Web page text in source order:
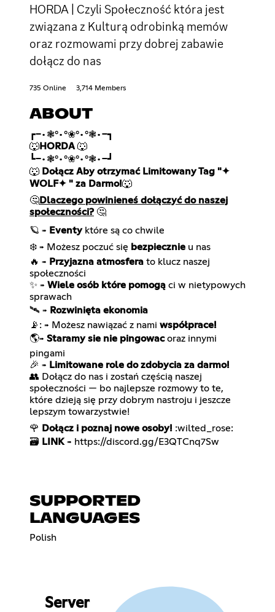
HORDA | Czyli Społeczność która jest
związana z Kulturą odrobinką memów
oraz rozmowami przy dobrej zabawie
dołącz do nas
735 Online 3,714 Members
ABOUT
┏━•❃°•°❀°•°❃•━┓
🐺 HORDA 🐺
┗━•❃°•°❀°•°❃•━┛
🐺 Dołącz Aby otrzymać Limitowany Tag "✦
WOLF✦ " za Darmo!🐺
🤔 Dlaczego powinieneś dołączyć do naszej
społeczności?🤔
🪐 ➠ Eventyktóre są co chwile
❄️ ➠ Możesz poczuć się bezpiecznie u nas
🔥 ➠ Przyjazna atmosfera to klucz naszej
społeczności
✨ ➠ Wiele osób które pomogą ci w nietypowych
sprawach
🛰️ ➠ Rozwinięta ekonomia
📡: ➠ Możesz nawiązać z nami współprace!
🌎➠ Staramy sie nie pingowacoraz innymi
pingami
🎉 ➠ Limitowane role do zdobycia za darmo!
👥 Dołącz do nas i zostań częścią naszej
społeczności — bo najlepsze rozmowy to te,
które dzieją się przy dobrym nastroju i jeszcze
lepszym towarzystwie!
🌹
Dołącz i poznaj nowe osoby! :wilted_rose:
🗃️ LINK ➠ https://discord.gg/E3QTCnq7Sw
SUPPORTED
LANGUAGES
Polish
Server